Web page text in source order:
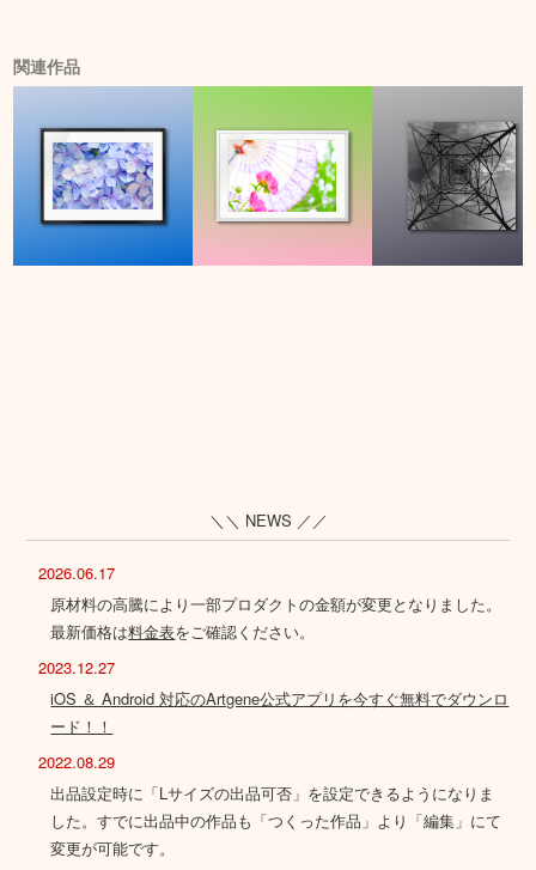
関連作品
＼＼ NEWS ／／
2026.06.17
原材料の高騰により一部プロダクトの金額が変更となりました。
最新価格は料金表をご確認ください。
2023.12.27
iOS ＆ Android 対応のArtgene公式アプリを今すぐ無料でダウンロ
ード！！
2022.08.29
出品設定時に「Lサイズの出品可否」を設定できるようになりま
した。すでに出品中の作品も「つくった作品」より「編集」にて
変更が可能です。